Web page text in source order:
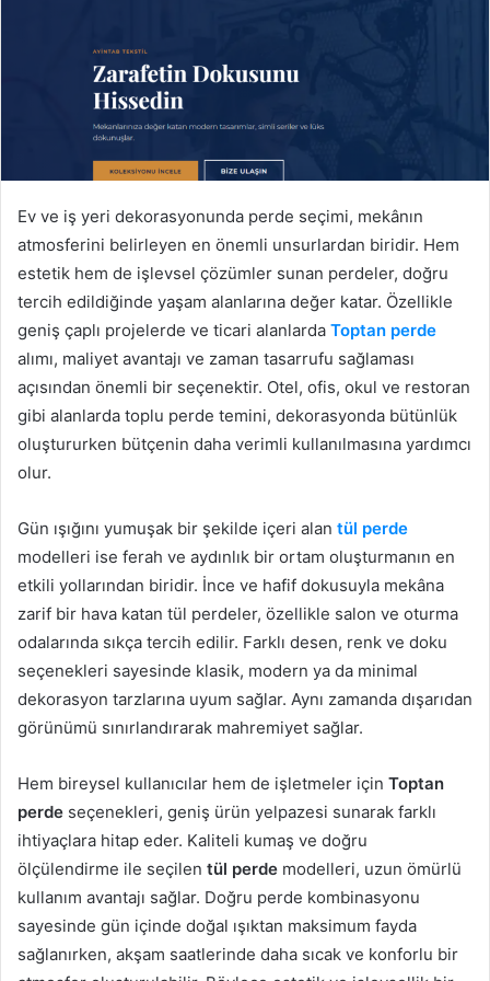
Ev ve iş yeri dekorasyonunda perde seçimi, mekânın
atmosferini belirleyen en önemli unsurlardan biridir. Hem
estetik hem de işlevsel çözümler sunan perdeler, doğru
tercih edildiğinde yaşam alanlarına değer katar. Özellikle
geniş çaplı projelerde ve ticari alanlarda Toptan perde
alımı, maliyet avantajı ve zaman tasarrufu sağlaması
açısından önemli bir seçenektir. Otel, ofis, okul ve restoran
gibi alanlarda toplu perde temini, dekorasyonda bütünlük
oluştururken bütçenin daha verimli kullanılmasına yardımcı
olur.
Gün ışığını yumuşak bir şekilde içeri alan tül perde
modelleri ise ferah ve aydınlık bir ortam oluşturmanın en
etkili yollarından biridir. İnce ve hafif dokusuyla mekâna
zarif bir hava katan tül perdeler, özellikle salon ve oturma
odalarında sıkça tercih edilir. Farklı desen, renk ve doku
seçenekleri sayesinde klasik, modern ya da minimal
dekorasyon tarzlarına uyum sağlar. Aynı zamanda dışarıdan
görünümü sınırlandırarak mahremiyet sağlar.
Hem bireysel kullanıcılar hem de işletmeler için Toptan
perde seçenekleri, geniş ürün yelpazesi sunarak farklı
ihtiyaçlara hitap eder. Kaliteli kumaş ve doğru
ölçülendirme ile seçilen tül perde modelleri, uzun ömürlü
kullanım avantajı sağlar. Doğru perde kombinasyonu
sayesinde gün içinde doğal ışıktan maksimum fayda
sağlanırken, akşam saatlerinde daha sıcak ve konforlu bir